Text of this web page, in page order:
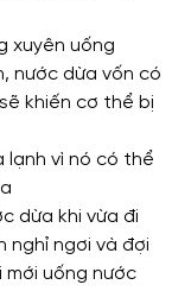
xuyên uống
nước dừa vốn có
khiến cơ thể bị
lạnh vì nó có thể
dừa khi vừa đi
nghỉ ngơi và đợi
mới uống nước